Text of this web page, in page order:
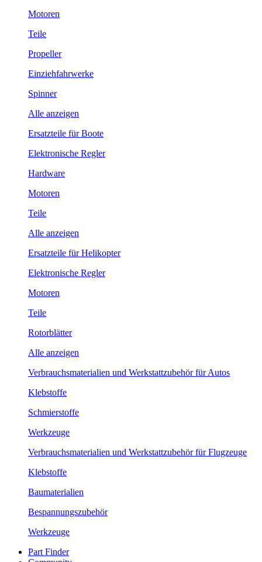
Motoren
Teile
Propeller
Einziehfahrwerke
Spinner
Alle anzeigen
Ersatzteile für Boote
Elektronische Regler
Hardware
Motoren
Teile
Alle anzeigen
Ersatzteile für Helikopter
Elektronische Regler
Motoren
Teile
Rotorblätter
Alle anzeigen
Verbrauchsmaterialien und Werkstattzubehör für Autos
Klebstoffe
Schmierstoffe
Werkzeuge
Verbrauchsmaterialien und Werkstattzubehör für Flugzeuge
Klebstoffe
Baumaterialien
Bespannungszubehör
Werkzeuge
Part Finder